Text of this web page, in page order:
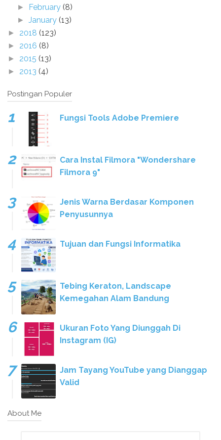
► February (8)
►January (13)
► 2018 (123)
► 2016 (8)
► 2015 (13)
► 2013 (4)
Postingan Populer
Fungsi Tools Adobe Premiere
Cara Instal Filmora "Wondershare
Filmora 9"
Jenis Warna Berdasar Komponen
Penyusunnya
Tujuan dan Fungsi Informatika
Tebing Keraton, Landscape
Kemegahan Alam Bandung
Ukuran Foto Yang Diunggah Di
Instagram (IG)
Jam Tayang YouTube yang Dianggap
Valid
About Me